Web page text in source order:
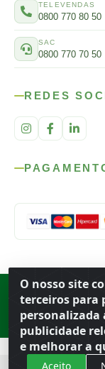
O nosso site
terceiros para
personalizada
publicidade
e melhorar a
Aceito
TELEVENDAS
0800 770 80 50
SAC
0800 770 70 50
REDES
Rod. SP-215, s/n, km
· CNPJ
© 2026 Atacado Ideal